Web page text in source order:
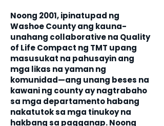
Noong 2001, ipinatupad ng
Washoe County ang kauna-
unahang collaborative na Quality
of Life Compact ng TMT upang
masusukat na pahusayin ang
mga likas na yaman ng
komunidad—ang unang beses na
kawani ng county ay nagtrabaho
sa mga departamento habang
nakatutok sa mga tinukoy na
hakbang sa pagganap. Noong